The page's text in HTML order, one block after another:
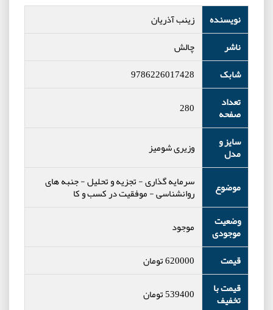
نویسنده
زینب آذریان
ناشر
چالش
شابک
9786226017428
تعداد
صفحه
280
سایز و
مدل وزیری شومیز
موضوع سرمایه گذاری-تجزیه و تحلیل-جنبه های
روانشناسی-موفقیت در کسب و کا
وضعیت
موجودی
موجود
قیمت
620000تومان
قیمت با
تخفیف 539400تومان